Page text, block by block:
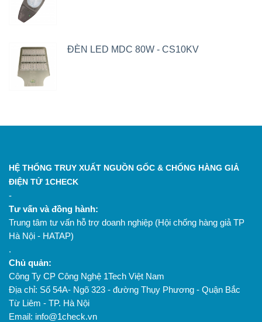
ĐÈN LED MDC 80W - CS10KV
HỆ THỐNG TRUY XUẤT NGUỒN GỐC & CHỐNG HÀNG GIẢ
ĐIỆN TỬ 1CHECK
-
Tư vấn và đồng hành:
Trung tâm tư vấn hỗ trợ doanh nghiệp (Hội chống hàng giả TP
Hà Nội - HATAP)
.
Chủ quản:
Công Ty CP Công Nghệ 1Tech Việt Nam
Địa chỉ: Số 54A- Ngõ 323 - đường Thụy Phương - Quận Bắc
Từ Liêm - TP. Hà Nội
Email: info@1check.vn